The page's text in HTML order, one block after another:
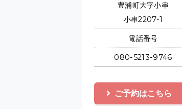
豊浦町大字小串
小串2207-1
電話番号
080-5213-9746
ご予約はこちら